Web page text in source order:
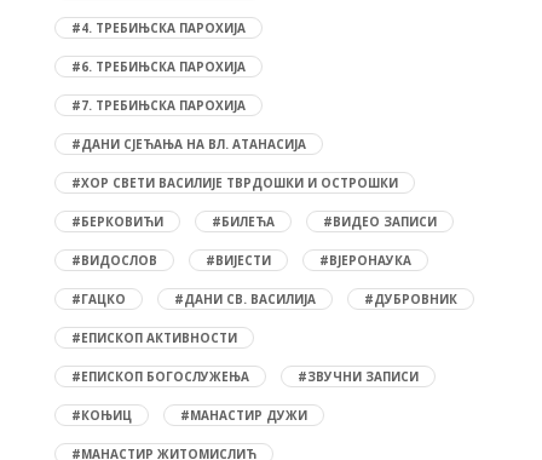
#4. ТРЕБИЊСКА ПАРОХИЈА
#6. ТРЕБИЊСКА ПАРОХИЈА
#7. ТРЕБИЊСКА ПАРОХИЈА
#ДАНИ СЈЕЋАЊА НА ВЛ. АТАНАСИЈА
#ХОР СВЕТИ ВАСИЛИЈЕ ТВРДОШКИ И ОСТРОШКИ
#БЕРКОВИЋИ #БИЛЕЋА #ВИДЕО ЗАПИСИ
#ВИДОСЛОВ #ВИЈЕСТИ #ВЈЕРОНАУКА
#ГАЦКО #ДАНИ СВ. ВАСИЛИЈА #ДУБРОВНИК
#ЕПИСКОП АКТИВНОСТИ
#ЕПИСКОП БОГОСЛУЖЕЊА #ЗВУЧНИ ЗАПИСИ
#КОЊИЦ #МАНАСТИР ДУЖИ
#МАНАСТИР ЖИТОМИСЛИЋ